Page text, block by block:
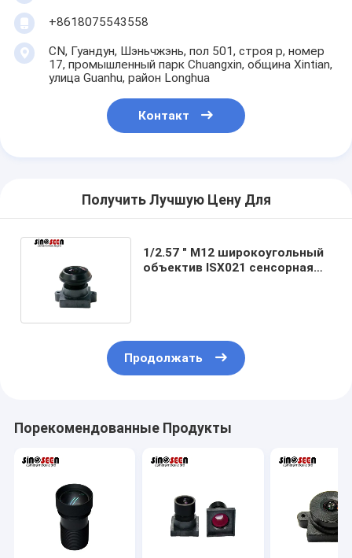
+8618075543558
CN, Гуандун, Шэньчжэнь, пол 501, строя p, номер
17, промышленный парк Chuangxin, община Xintian,
улица Guanhu, район Longhua
Контакт
Получить Лучшую Цену Для
1/2.57 " M12 широкоугольный
объектив ISX021 сенсорная
Продолжать
Порекомендованные Продукты